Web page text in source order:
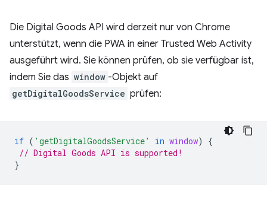
Die Digital Goods API wird derzeit nur von Chrome
unterstützt, wenn die PWA in einer Trusted Web Activity
ausgeführt wird. Sie können prüfen, ob sie verfügbar ist,
indem Sie das window -Objekt auf
getDigitalGoodsService prüfen:
if ( 'getDigitalGoodsService' in window)
{
// Digital Goods API is supported!
}